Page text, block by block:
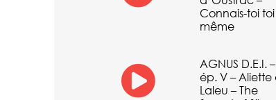
Connais-toi toi
même
AGNUS D.E.I. –
ép. V – Aliette
Laleu – The